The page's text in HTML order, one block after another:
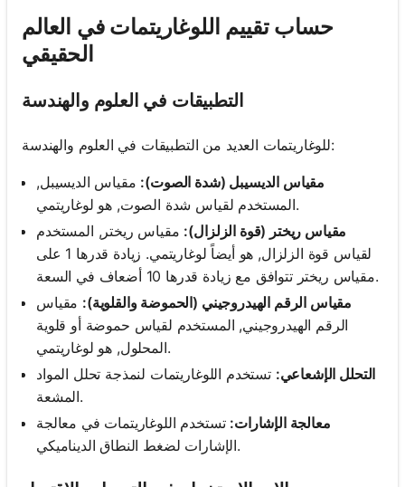
حساب تقييم اللوغاريتمات في العالم
الحقيقي
التطبيقات في العلوم والهندسة
للوغاريتمات العديد من التطبيقات في العلوم والهندسة:
مقياس الديسيبل (شدة الصوت): مقياس الديسيبل,
المستخدم لقياس شدة الصوت, هو لوغاريتمي.
مقياس ريختر (قوة الزلزال): مقياس ريختر, المستخدم
لقياس قوة الزلزال, هو أيضاً لوغاريتمي. زيادة قدرها 1 على
مقياس ريختر تتوافق مع زيادة قدرها 10 أضعاف في السعة.
مقياس الرقم الهيدروجيني (الحموضة والقلوية): مقياس
الرقم الهيدروجيني, المستخدم لقياس حموضة أو قلوية
المحلول, هو لوغاريتمي.
التحلل الإشعاعي: تستخدم اللوغاريتمات لنمذجة تحلل المواد
المشعة.
معالجة الإشارات: تستخدم اللوغاريتمات في معالجة
الإشارات لضغط النطاق الديناميكي.